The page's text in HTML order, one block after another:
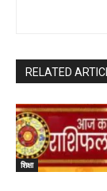
RELATED
शिक्षा